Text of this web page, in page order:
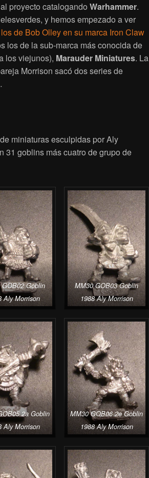
proyecto catalogando Warhammer.
y hemos empezado a ver
los de Bob Olley en su marca Iron Claw
los de la sub-marca más conocida de
los viejunos), Marauder Miniatures. La
Morrison sacó dos series de
miniaturas esculpidas por Aly
31 goblins más cuatro de grupo de
GOB02 Goblin
Aly Morrison
MM30 GOB03 Goblin
1988 Aly Morrison
2a Goblin
Aly Morrison
MM30 GOB06 2e Goblin
1988 Aly Morrison